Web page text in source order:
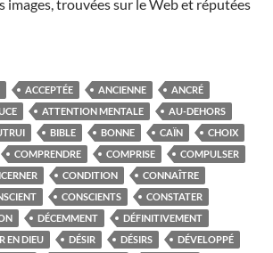
images, trouvées sur le Web et réputées
ACCEPTÉE ANCIENNE
ANCRÉ
ATTENTION MENTALE
AU-DEHORS
BIBLE BONNE CAÏN
CHOIX
COMPRENDRE COMPRISE
COMPULSER
CONDITION
CONNAÎTRE
CONSCIENTS
CONSTATER
DÉCEMMENT
DÉFINITIVEMENT
EN DIEU DÉSIR DÉSIRS
DÉVELOPPÉ